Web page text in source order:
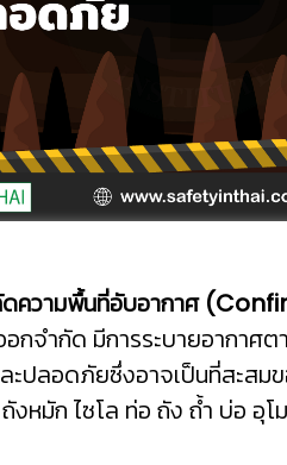
ดความพื้นที่อับอากาศ
กจำกัด มีการระบายอากาศ
ปลอดภัยซึ่งอาจเป็นที่สะสมข
งหมัก ไซโล ท่อ ถัง ถ้ำ บ่อ อุ